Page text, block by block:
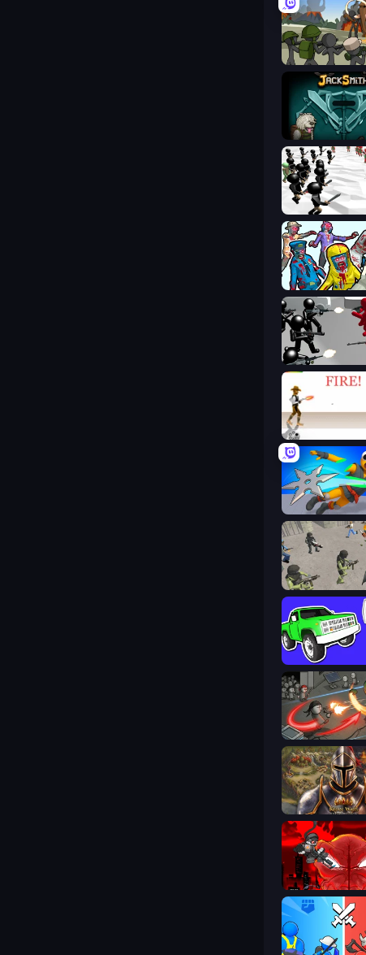
Stickman History
Jacksmith
Zombies Shooter
Gunblood
Ninja Swipe
Madness Online
Khan Wars
Madness